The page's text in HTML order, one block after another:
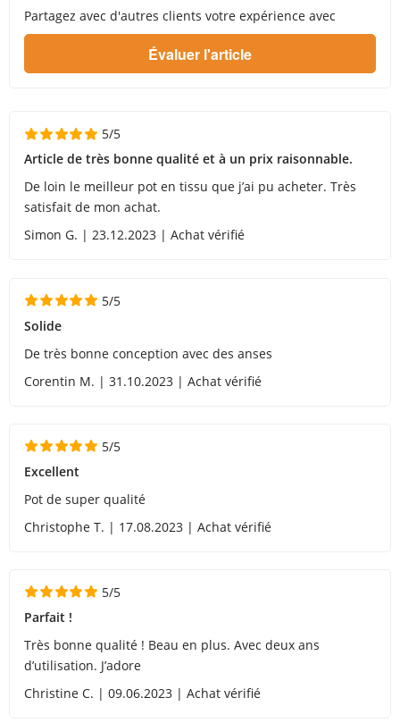
Partagez avec d'autres clients votre expérience avec
5/5
Article de très bonne qualité et à un prix raisonnable.
De loin le meilleur pot en tissu que j’ai pu acheter. Très
satisfait de mon achat.
Simon G. | 23.12.2023 | Achat vérifié
5/5
Solide
De très bonne conception avec des anses
Corentin M. | 31.10.2023 | Achat vérifié
5/5
Excellent
Pot de super qualité
Christophe T. | 17.08.2023 | Achat vérifié
5/5
Parfait !
Très bonne qualité ! Beau en plus. Avec deux ans
d’utilisation. J’adore
Christine C. | 09.06.2023 | Achat vérifié